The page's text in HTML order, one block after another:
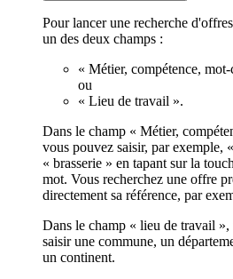
Pour lancer une recherche
un des deux champs :
« Métier, compétence,
ou
« Lieu de travail ».
Dans le champ « Métier,
vous pouvez saisir, par exemple,
« brasserie » en tapant sur la
mot. Vous recherchez une offre
directement sa référence, par
Dans le champ « lieu de travail
saisir une commune, un
un continent.